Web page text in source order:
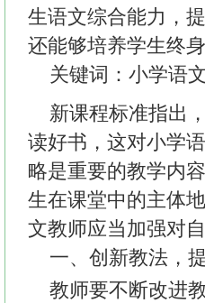
生语文综合能力，
还能够培养学生终
关键词：小学语
新课程标准指出
读好书，这对小学
略是重要的教学内
生在课堂中的主体
文教师应当加强对
一、创新教法，
教师要不断改进